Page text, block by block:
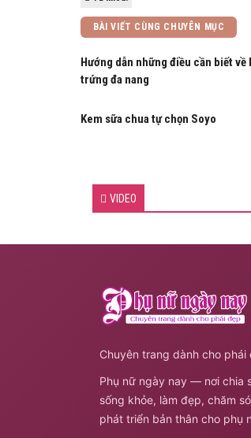
BÀI VIẾT CÙNG CHUYÊN MỤC
Hướng dẫn những điều cần biết về
trứng đa nang
Kem sữa chua tự chọn Soyo
VIDEO
Chuyên trang dành cho phái
Phụ nữ ngày nay — nơi chia
sống khỏe, làm đẹp, chăm
phát triển bản thân cho phụ